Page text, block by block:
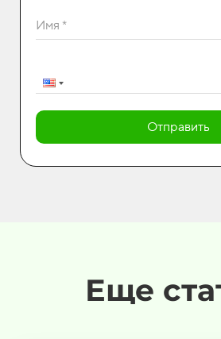
Имя *
Отправить
Еще